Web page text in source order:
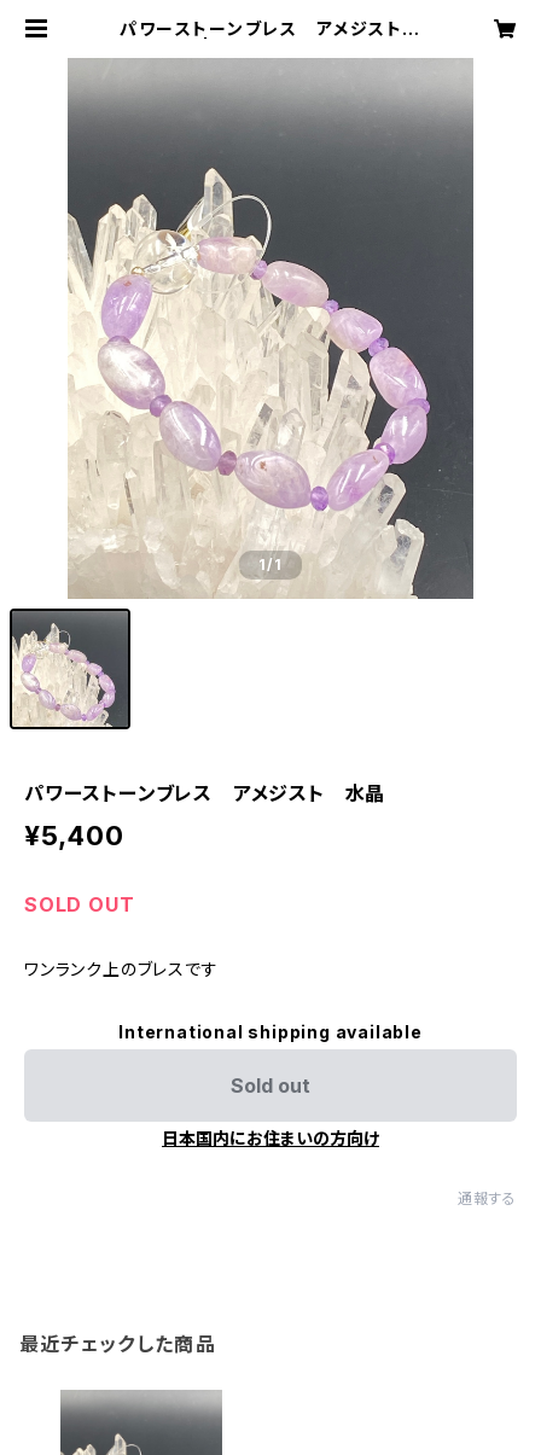
パワーストーンブレス アメジスト
1/1
パワーストーンブレス アメジスト 水晶
¥5,400
SOLD OUT
ワンランク上のブレスです
International shipping available
Sold out
日本国内にお住まいの方向け
通報する
最近チェックした商品